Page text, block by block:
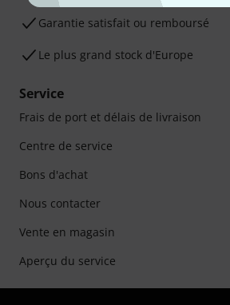
Garantie satisfait ou remboursé
Le plus grand stock d'Europe
Service
Frais de port et délais de livraison
Centre de service
Bons d'achat
Nous contacter
Vente en magasin
Aperçu du service